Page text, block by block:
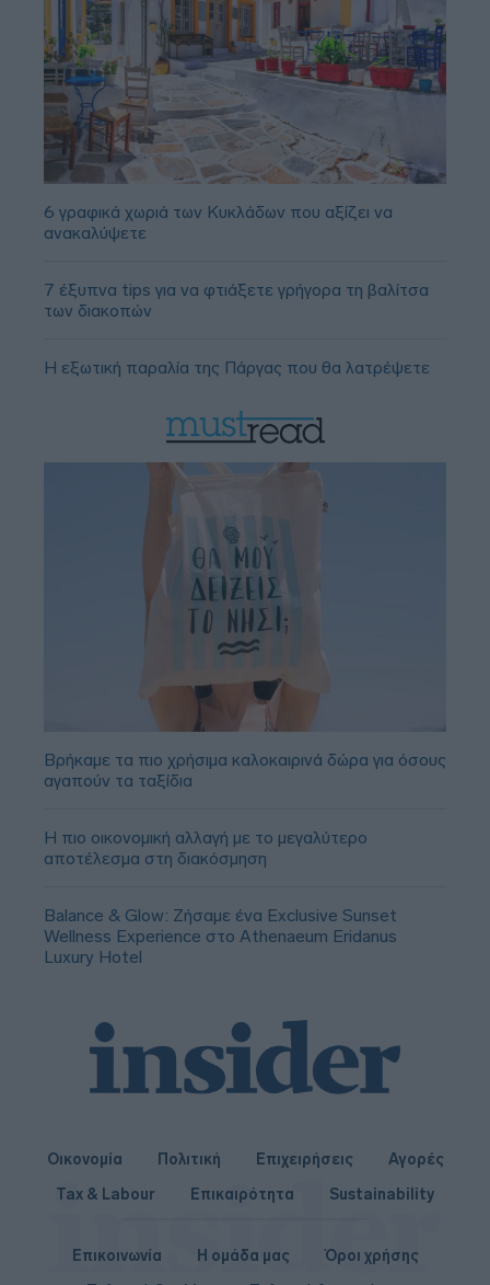
6 γραφικά χωριά των Κυκλάδων που αξίζει να
ανακαλύψετε
7 έξυπνα tips για να φτιάξετε γρήγορα τη βαλίτσα
των διακοπών
Η εξωτική παραλία της Πάργας που θα λατρέψετε
Βρήκαμε τα πιο χρήσιμα καλοκαιρινά δώρα για όσους
αγαπούν τα ταξίδια
Η πιο οικονομική αλλαγή με το μεγαλύτερο
αποτέλεσμα στη διακόσμηση
Balance & Glow: Ζήσαμε ένα Exclusive Sunset
Wellness Experience στο Athenaeum Eridanus
Luxury Hotel
Οικονομία Πολιτική Επιχειρήσεις
Αγορές
Tax & Labour
Επικαιρότητα Sustainability
Επικοινωνία Η ομάδα μας
Όροι χρήσης